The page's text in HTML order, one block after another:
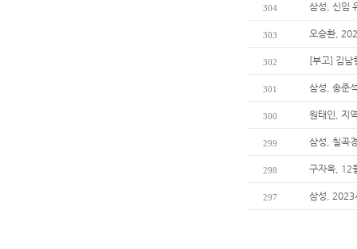
304 삼성, 신임
303 오승환,
302 [부고] 김남
301 삼성, 송준
300 원태인, 지
299 삼성, 칠곡
298 구자욱, 12
297 삼성, 2023